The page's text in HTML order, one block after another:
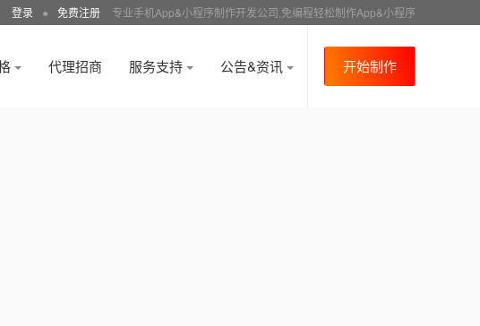
登录 ● 免费注册 专业手机App&小程序制作开发公司,免编程轻松制作App&小程序
代理招商 服务支持 公告&资讯 开始制作